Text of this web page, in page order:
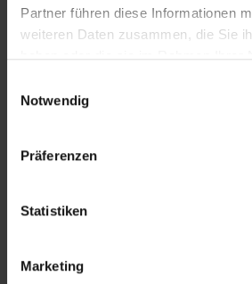
Partner führen diese Informationen
weiteren Daten zusammen, die Sie
haben oder die sie im Rahmen Ihrer
Notwendig
Präferenzen
Statistiken
Marketing
Zurück
Unterrichtsform:
Termine: